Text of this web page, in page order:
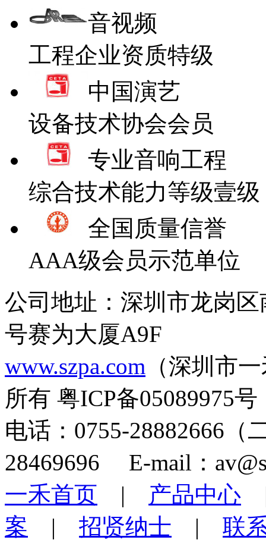
音视频
工程企业资质特级
中国演艺
设备技术协会会员
专业音响工程
综合技术能力等级壹级
全国质量信誉
AAA级会员示范单位
公司地址：深圳市龙岗
号赛为大厦A9F
www.szpa.com （深圳市
所有 粤ICP备05089975号
电话：0755-28882666
28469696 E-mail：
一禾首页 | 产品中心
案 | 招贤纳士 | 联